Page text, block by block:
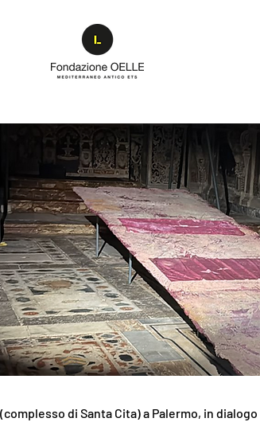
di Santa Cita) a Palermo, in